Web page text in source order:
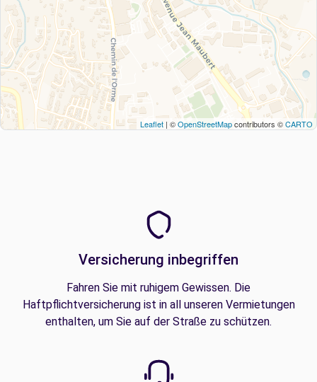
Leaflet | ©OpenStreetMapcontributors ©CARTO
Versicherung inbegriffen
Fahren Sie mit ruhigem Gewissen. Die
Haftpflichtversicherung ist in all unseren Vermietungen
enthalten, um Sie auf der Straße zu schützen.